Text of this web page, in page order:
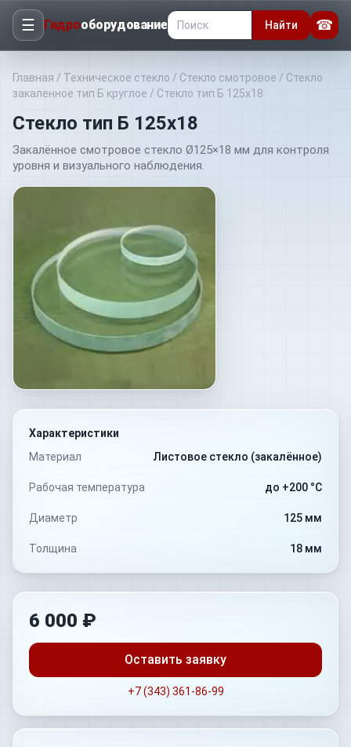
☰ Гидрооборудование Найти ☎
Главная / Техническое стекло / Стекло смотровое / Стекло
закаленное тип Б круглое / Стекло тип Б 125х18
Стекло тип Б 125х18
Закалённое смотровое стекло Ø125×18 мм для контроля
уровня и визуального наблюдения.
Характеристики
Материал
Листовое стекло (закалённое)
Рабочая температура до +200 °C
Диаметр 125 мм
Толщина 18 мм
6 000 ₽
Оставить заявку
+7 (343) 361-86-99